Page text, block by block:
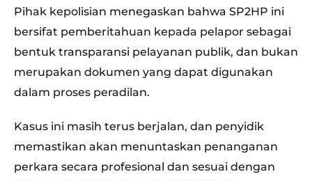
Pihak kepolisian menegaskan bahwa SP2HP ini
bersifat pemberitahuan kepada pelapor sebagai
bentuk transparansi pelayanan publik, dan bukan
merupakan dokumen yang dapat digunakan
dalam proses peradilan.
Kasus ini masih terus berjalan, dan penyidik
memastikan akan menuntaskan penanganan
perkara secara profesional dan sesuai dengan